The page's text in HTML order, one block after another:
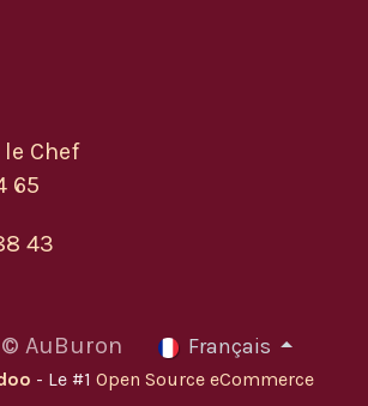
Chef
65
43
AuBuron Français
- Le #1 Open Source eCommerce